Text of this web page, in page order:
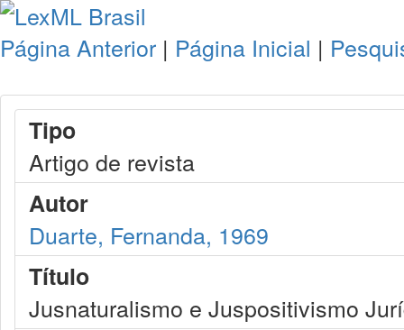
Página Anterior | Página Inicial |
Tipo
Artigo de revista
Autor
Duarte, Fernanda, 1969
Título
Jusnaturalismo e Juspositivismo